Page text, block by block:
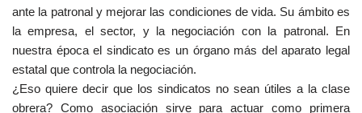
ante la patronal y mejorar las condiciones de vida. Su ámbito es
la empresa, el sector, y la negociación con la patronal. En
nuestra época el sindicato es un órgano más del aparato legal
estatal que controla la negociación.
¿Eso quiere decir que los sindicatos no sean útiles a la clase
obrera? Como asociación sirve para actuar como primera